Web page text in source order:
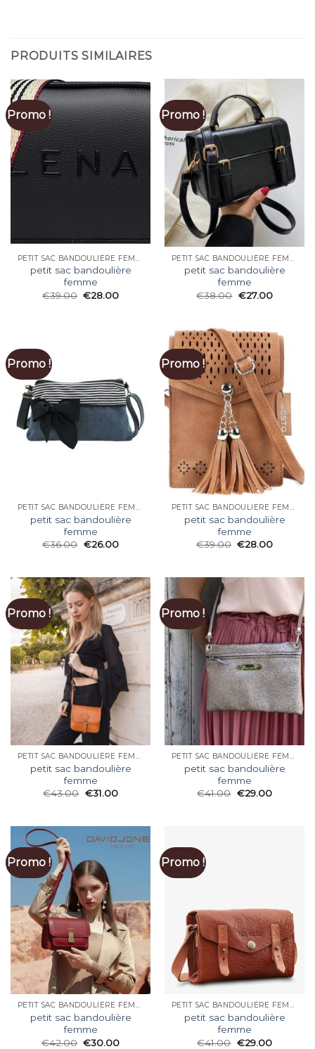
PRODUITS SIMILAIRES
Promo !
PETIT SAC BANDOULIÈRE FEMME
petit sac bandoulière
femme
€39.00 €28.00
Promo !
PETIT SAC BANDOULIÈRE FEMME
petit sac bandoulière
femme
€38.00 €27.00
Promo !
PETIT SAC BANDOULIÈRE FEMME
petit sac bandoulière
femme
€36.00 €26.00
Promo !
PETIT SAC BANDOULIÈRE FEMME
petit sac bandoulière
femme
€39.00 €28.00
Promo !
PETIT SAC BANDOULIÈRE FEMME
petit sac bandoulière
femme
€43.00 €31.00
Promo !
PETIT SAC BANDOULIÈRE FEMME
petit sac bandoulière
femme
€41.00 €29.00
Promo !
PETIT SAC BANDOULIÈRE FEMME
petit sac bandoulière
femme
€42.00 €30.00
Promo !
PETIT SAC BANDOULIÈRE FEMME
petit sac bandoulière
femme
€41.00 €29.00